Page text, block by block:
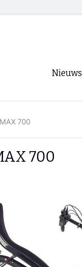
Nieuws
MAX 700
700